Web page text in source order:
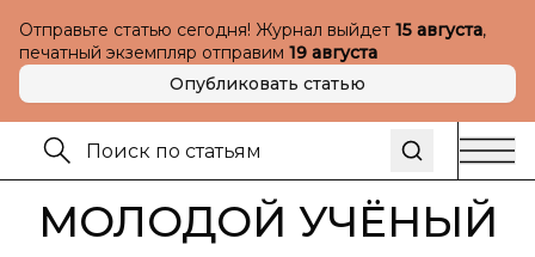
Отправьте статью сегодня! Журнал выйдет 15 августа,
печатный экземпляр отправим 19 августа
Опубликовать статью
МОЛОДОЙ УЧЁНЫЙ